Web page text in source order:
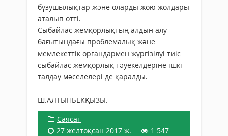
бұзушылықтар және оларды жою жолдары
аталып өтті.
Сыбайлас жемқорлықтың алдын алу
бағытындағы проблемалық және
мемлекеттік органдармен жүргізілуі тиіс
сыбайлас жемқорлық тәуекелдеріне ішкі
талдау мәселелері де қаралды.
Ш.АЛТЫНБЕКҚЫЗЫ.
Саясат
27 желтоқсан 2017 ж.
1 547